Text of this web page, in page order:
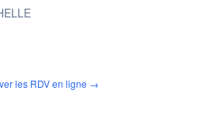
les RDV en ligne →